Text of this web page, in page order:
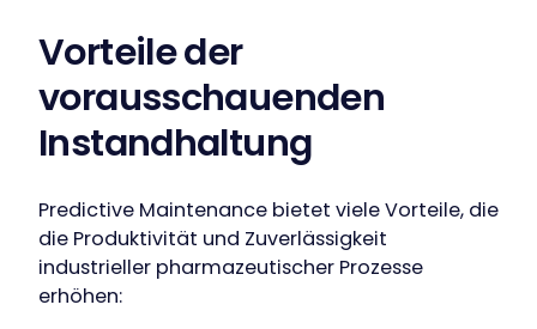
Vorteile der
vorausschauenden
Instandhaltung
Predictive Maintenance bietet viele Vorteile, die
die Produktivität und Zuverlässigkeit
industrieller pharmazeutischer Prozesse
erhöhen: